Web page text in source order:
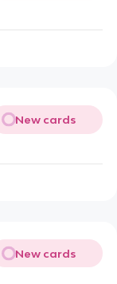
New cards
New cards